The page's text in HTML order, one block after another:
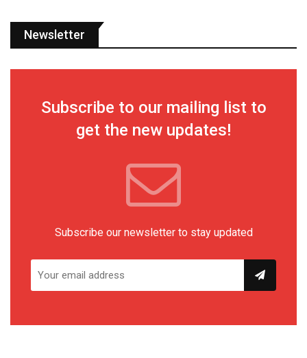
Newsletter
Subscribe to our mailing list to
get the new updates!
Subscribe our newsletter to stay updated